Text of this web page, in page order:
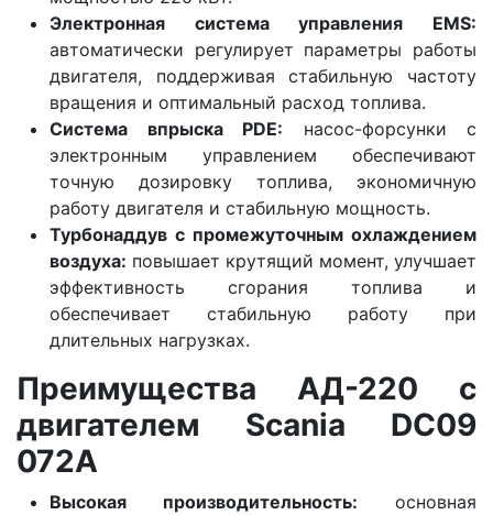
Электронная система управления EMS:
автоматически регулирует параметры работы
двигателя, поддерживая стабильную частоту
вращения и оптимальный расход топлива.
Система впрыска PDE: насос-форсунки с
электронным управлением обеспечивают
точную дозировку топлива, экономичную
работу двигателя и стабильную мощность.
Турбонаддув с промежуточным охлаждением
воздуха: повышает крутящий момент, улучшает
эффективность сгорания топлива и
обеспечивает стабильную работу при
длительных нагрузках.
Преимущества АД-220 с
двигателем Scania DC09
072A
Высокая производительность: основная